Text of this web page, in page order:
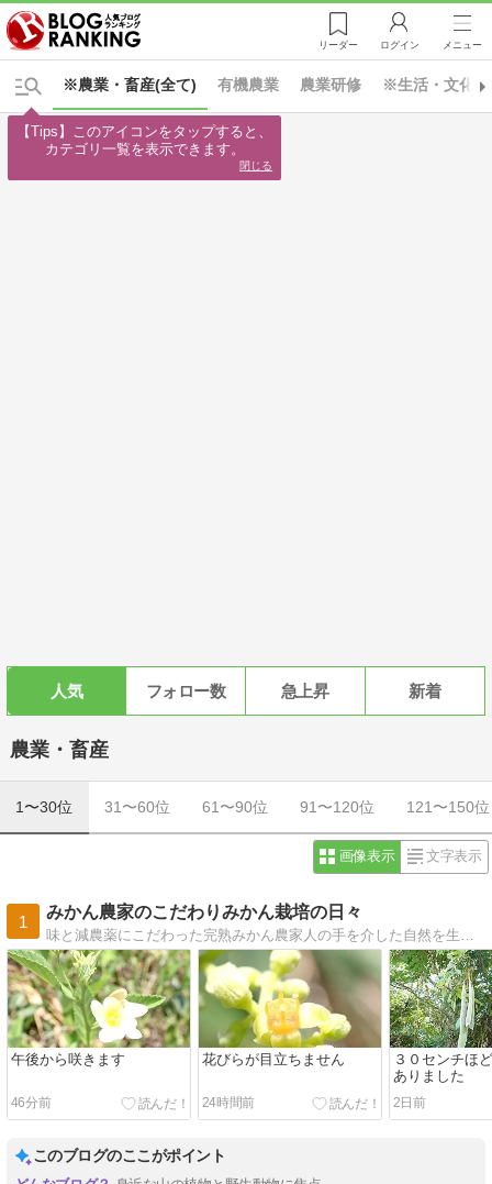
リーダー ログイン メニュー
※農業・畜産(全て) ※生活・文化(
有機農業 農業研修
人気 フォロー数 急上昇 新着
農業・畜産
1〜30位 31〜60位 61〜90位 91〜120位 121〜150位
画像表示 文字表示
1
みかん農家のこだわりみかん栽培の日々
午後から咲きます
46分前
花びらが目立ちません
24時間前
３０センチほ
ありました
2日前
このブログのここがポイント
【Tips】このアイコンをタップすると、
カテゴリ一覧を表示できます。
閉じる